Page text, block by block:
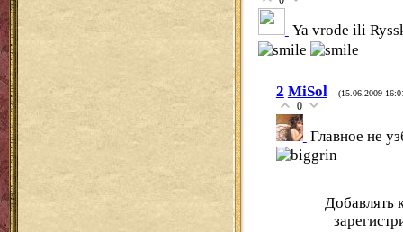
Ya vrode ili
2 MiSol (15.06.2009
0
Главное не
Добавлять